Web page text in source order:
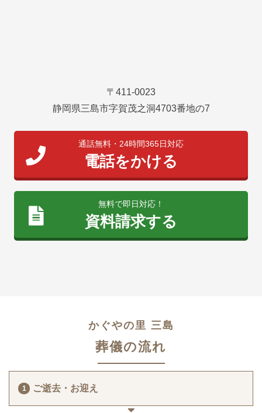
〒411-0023
静岡県三島市字賀茂之洞4703番地の7
通話無料・24時間365日対応
電話をかける
無料で即日対応！
資料請求する
かぐやの里 三島
葬儀の流れ
ご逝去・お迎え